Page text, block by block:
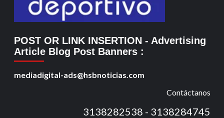
POST OR LINK INSERTION - Advertising
Article Blog Post Banners :
mediadigital-ads@hsbnoticias.com
Contáctanos
3138282538 - 3138284745